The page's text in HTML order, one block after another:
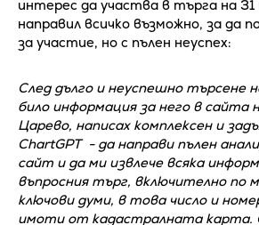
интерес да участва в търга на
направил всичко възможно, за да
за участие, но с пълен неуспех:
След дълго и неуспешно търсене
било информация за него в сайта
Царево, написах комплексен и
ChartGPT - да направи пълен
сайт и да ми извлече всяка
въпросния търг, включително по
ключови думи, в това число и
имоти от кадастралната карта.